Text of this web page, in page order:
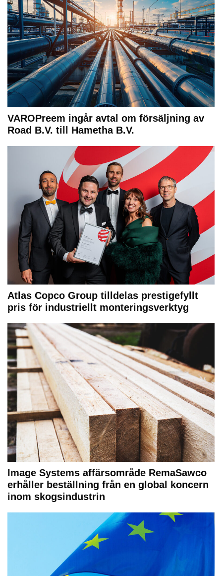
VAROPreem ingår avtal om försäljning av
Road B.V. till Hametha B.V.
Atlas Copco Group tilldelas prestigefyllt
pris för industriellt monteringsverktyg
Image Systems affärsområde RemaSawco
erhåller beställning från en global koncern
inom skogsindustrin